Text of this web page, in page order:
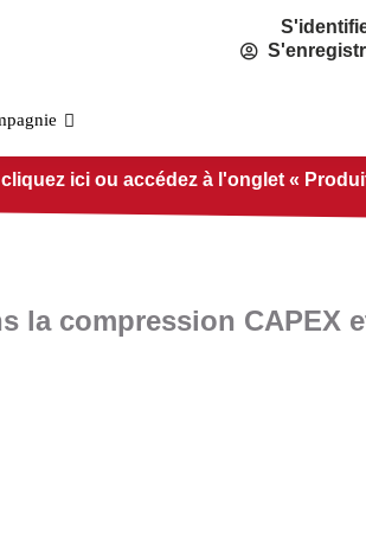
ici ou accédez à l'onglet «
la compression CAPEX